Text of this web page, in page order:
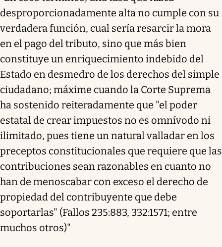
desproporcionadamente alta no cumple con su
verdadera función, cual sería resarcir la mora
en el pago del tributo, sino que más bien
constituye un enriquecimiento indebido del
Estado en desmedro de los derechos del simple
ciudadano; máxime cuando la Corte Suprema
ha sostenido reiteradamente que "el poder
estatal de crear impuestos no es omnívodo ni
ilimitado, pues tiene un natural valladar en los
preceptos constitucionales que requiere que las
contribuciones sean razonables en cuanto no
han de menoscabar con exceso el derecho de
propiedad del contribuyente que debe
soportarlas" (Fallos 235:883, 332:1571; entre
muchos otros)"